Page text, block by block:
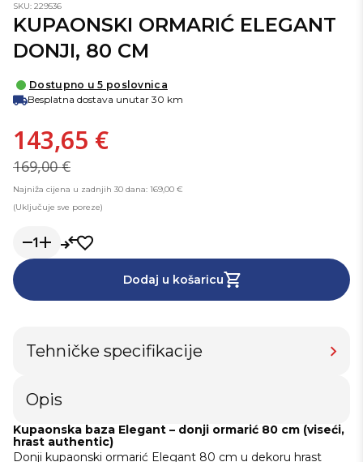
SKU: 229536
KUPAONSKI ORMARIĆ ELEGANT
DONJI, 80 CM
Dostupno u 5 poslovnica
Besplatna dostava unutar 30 km
143,65 €
169,00 €
Najniža cijena u zadnjih 30 dana: 169,00 €
(Uključuje sve poreze)
1
Dodaj u košaricu
Tehničke specifikacije
Opis
Kupaonska baza Elegant – donji ormarić 80 cm (viseći,
hrast authentic)
Donji kupaonski ormarić Elegant 80 cm u dekoru hrast